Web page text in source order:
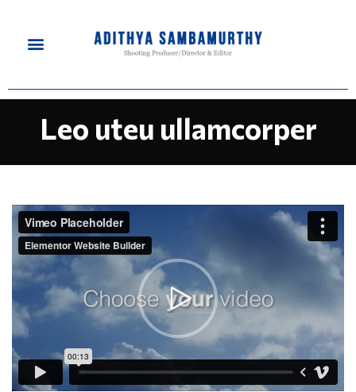
Leo uteu ullamcorper